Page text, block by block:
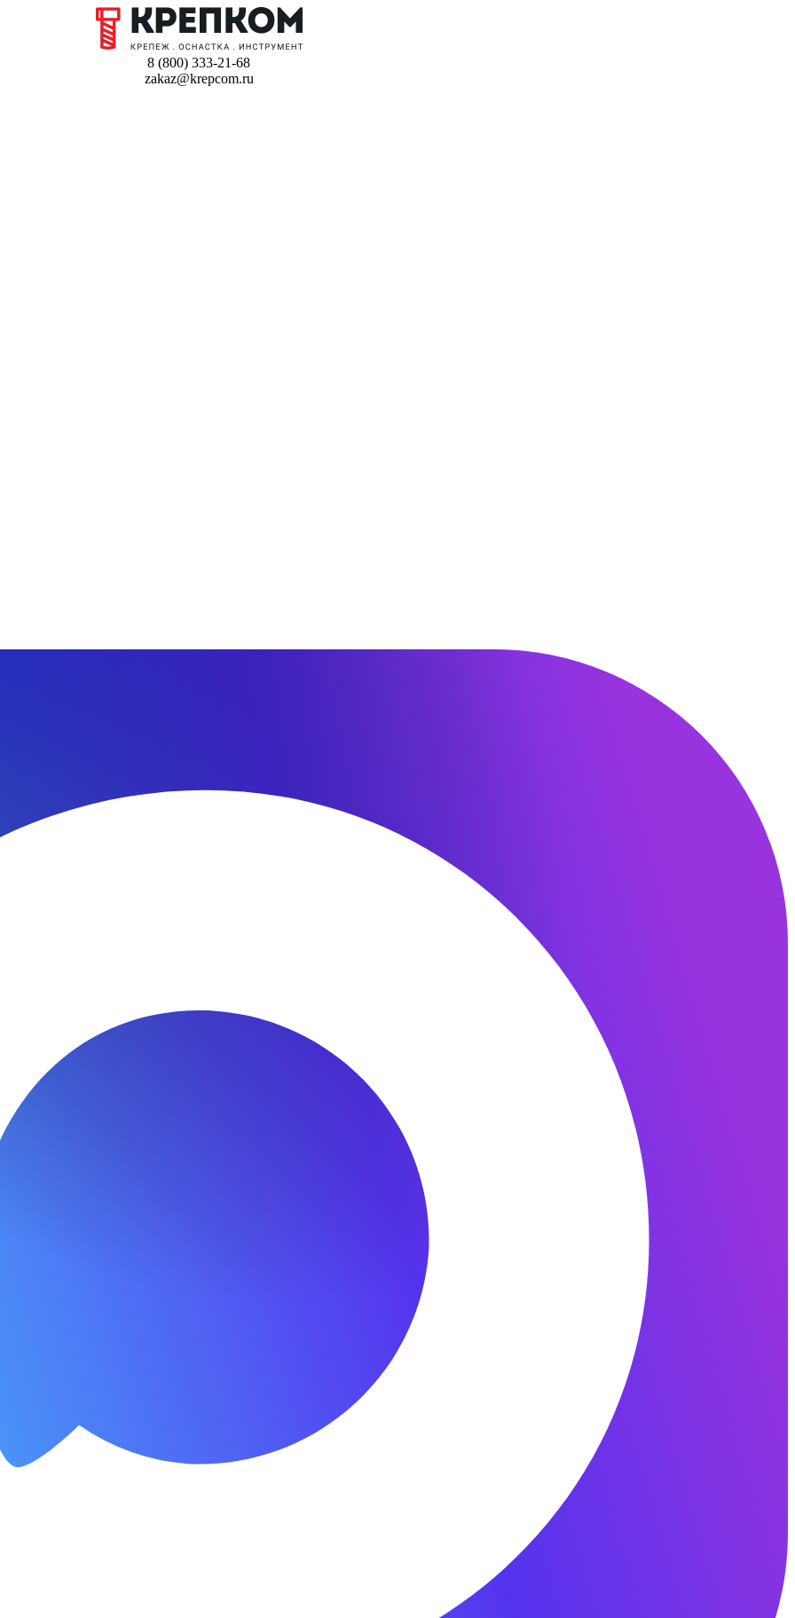
8 (800) 333-21-68
zakaz@krepcom.ru